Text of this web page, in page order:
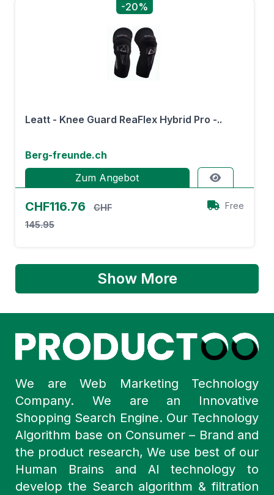
-20%
Leatt - Knee Guard ReaFlex Hybrid Pro -..
Berg-freunde.ch
Zum Angebot
CHF116.76
CHF
145.95
Free
Show More
We are Web Marketing Technology
Company. We are an Innovative
Shopping Search Engine. Our Technology
Algorithm base on Consumer – Brand and
the product research, We use best of our
Human Brains and AI technology to
develop the Search algorithm & filtration